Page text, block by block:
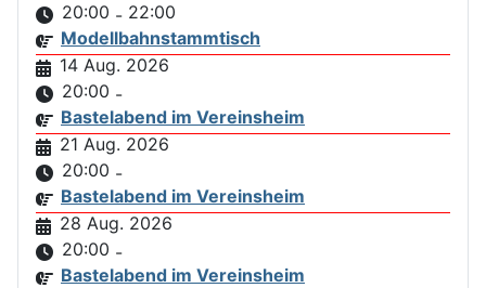
20:00 - 22:00
Modellbahnstammtisch
14 Aug. 2026
20:00 -
Bastelabend im Vereinsheim
21 Aug. 2026
20:00 -
Bastelabend im Vereinsheim
28 Aug. 2026
20:00 -
Bastelabend im Vereinsheim